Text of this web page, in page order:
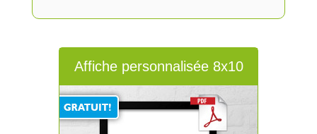
Affiche personnalisée 8x10